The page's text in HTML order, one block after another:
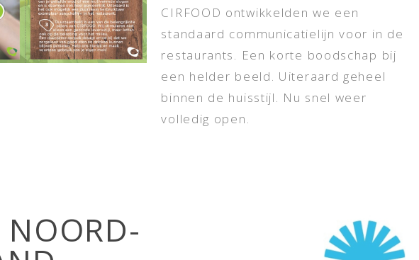
CIRFOOD ontwikkelden we een
standaard communicatielijn voor in de
restaurants. Een korte boodschap bij
een helder beeld. Uiteraard geheel
binnen de huisstijl. Nu snel weer
volledig open.
NOORD-